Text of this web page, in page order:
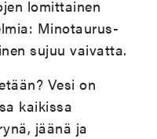
lomittainen
Minotaurus-
sujuu vaivatta.
Vesi on
kaikissa
jäänä ja